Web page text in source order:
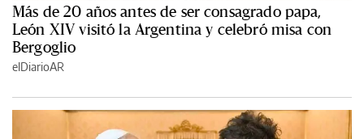
Más de 20 años antes de ser consagrado papa,
León XIV visitó la Argentina y celebró misa con
Bergoglio
elDiarioAR